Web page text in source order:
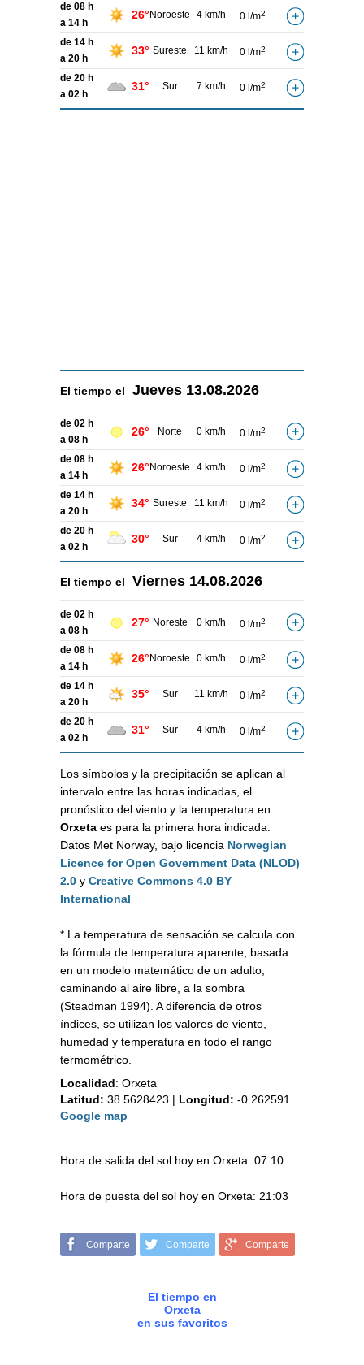
de 08 h
a 14 h
26° Noroeste 4 km/h 0 l/m2
de 14 h
a 20 h
33° Sureste 11 km/h 0 l/m2
de 20 h
a 02 h
31° Sur 7 km/h 0 l/m2
El tiempo el Jueves 13.08.2026
de 02 h
a 08 h
26° Norte 0 km/h 0 l/m2
de 08 h
a 14 h
26° Noroeste 4 km/h 0 l/m2
de 14 h
a 20 h
34° Sureste 11 km/h 0 l/m2
de 20 h
a 02 h
30° Sur 4 km/h 0 l/m2
El tiempo el Viernes 14.08.2026
de 02 h
a 08 h
27° Noreste 0 km/h 0 l/m2
de 08 h
a 14 h
26° Noroeste 0 km/h 0 l/m2
de 14 h
a 20 h
35° Sur 11 km/h 0 l/m2
de 20 h
a 02 h
31° Sur 4 km/h 0 l/m2
Los símbolos y la precipitación se aplican al
intervalo entre las horas indicadas, el
pronóstico del viento y la temperatura en
Orxeta es para la primera hora indicada.
Datos Met Norway, bajo licencia Norwegian
Licence for Open Government Data (NLOD)
2.0 y Creative Commons 4.0 BY
International
* La temperatura de sensación se calcula con
la fórmula de temperatura aparente, basada
en un modelo matemático de un adulto,
caminando al aire libre, a la sombra
(Steadman 1994). A diferencia de otros
índices, se utilizan los valores de viento,
humedad y temperatura en todo el rango
termométrico.
Localidad: Orxeta
Latitud: 38.5628423 | Longitud: -0.262591
Google map
Hora de salida del sol hoy en Orxeta: 07:10
Hora de puesta del sol hoy en Orxeta: 21:03
Comparte Comparte Comparte
El tiempo en
Orxeta
en sus favoritos